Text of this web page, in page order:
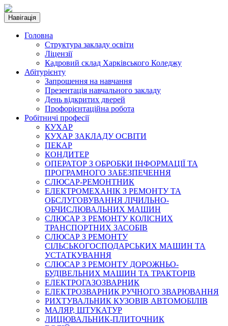
Навігація
Головна
Структура закладу освіти
Ліцензії
Кадровий склад Харківського Коледжу
Абітурієнту
Запрошення на навчання
Презентація навчального закладу
День відкритих дверей
Профорієнтаційна робота
Робітничі професії
КУХАР
КУХАР ЗАКЛАДУ ОСВІТИ
ПЕКАР
КОНДИТЕР
ОПЕРАТОР З ОБРОБКИ ІНФОРМАЦІЇ ТА
ПРОГРАМНОГО ЗАБЕЗПЕЧЕННЯ
СЛЮСАР-РЕМОНТНИК
ЕЛЕКТРОМЕХАНІК З РЕМОНТУ ТА
ОБСЛУГОВУВАННЯ ЛІЧИЛЬНО-
ОБЧИСЛЮВАЛЬНИХ МАШИН
СЛЮСАР З РЕМОНТУ КОЛІСНИХ
ТРАНСПОРТНИХ ЗАСОБІВ
СЛЮСАР З РЕМОНТУ
СІЛЬСЬКОГОСПОДАРСЬКИХ МАШИН ТА
УСТАТКУВАННЯ
СЛЮСАР З РЕМОНТУ ДОРОЖНЬО-
БУДІВЕЛЬНИХ МАШИН ТА ТРАКТОРІВ
ЕЛЕКТРОГАЗОЗВАРНИК
ЕЛЕКТРОЗВАРНИК РУЧНОГО ЗВАРЮВАННЯ
РИХТУВАЛЬНИК КУЗОВІВ АВТОМОБІЛІВ
МАЛЯР, ШТУКАТУР
ЛИЦЮВАЛЬНИК-ПЛИТОЧНИК